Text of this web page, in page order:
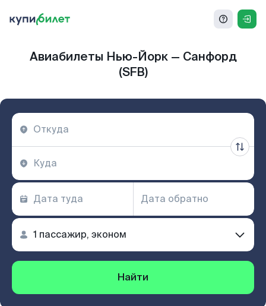
Авиабилеты Нью-Йорк — Санфорд
(SFB)
Найти